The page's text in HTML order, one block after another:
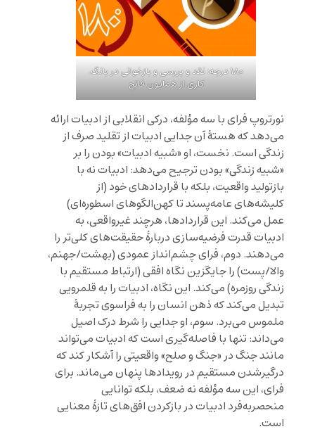
۱۸۰ درجه: نقد و بررسی و بازخوانی در بانگ.
کاری از همایون فاتح
نورتروپ فرای با سه مؤلفه، درکی انقلابی از ادبیات ارائه
می‌دهد که هستهٔ آن جدایی ادبیات از تقلید صرف از
زندگی است. نخست، او «شبیه ادبیات» بودن را بر
«شبیه زندگی» بودن ترجیح می‌دهد: ادبیات نه با
بازتولید واقعیت، بلکه با قراردادهای خود (از
کلیشه‌های عامه‌پسند تا کهن‌الگوهای اسطوره‌ای)
عمل می‌کند. این قراردادها، هرچند غیرواقعی، به
ادبیات قدرت فرضیه‌سازی دربارهٔ حقیقت‌های کلی‌تر را
می‌دهند. دوم، فرای چشم‌انداز عمودی (بهشت/جهنم،
والا/پست) را جایگزین نگاه افقی (ارتباط مستقیم با
زندگی روزمره) می‌کند. این نگاه، ادبیات را به قلمرویی
تبدیل می‌کند که ذهن انسان را به فراسوی تجربهٔ
ملموس می‌برد. سوم، او جدایی را شرط درک اصیل
می‌داند: تنها با فاصله‌گیری است که ادبیات می‌تواند
مانند جنگ در «جنگ و صلح» واقعیتی را آشکار کند که
درگیرشدن مستقیم در رویدادها پنهان می‌ماند. برای
فرای، این سه مؤلفه نه ضعف، بلکه توانایی
منحصربه‌فرد ادبیات در بازکردن افق‌های تازهٔ معنایی
است.